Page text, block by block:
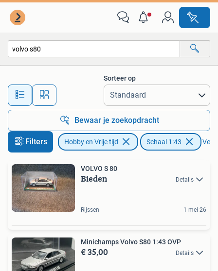
Alle afstanden…
Sorteer op
Bewaar je zoekopdracht
Filters Hobby en Vrije tijd Schaal 1:43
VOLVO S 80
Bieden Details
Rijssen 1 mei 26
Minichamps Volvo S80 1:43 OVP
€ 35,00 Details